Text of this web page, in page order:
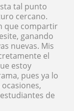
tal punto
cercano.
que compartir
ganando
nuevas. Mis
el
estoy
pues ya lo
de